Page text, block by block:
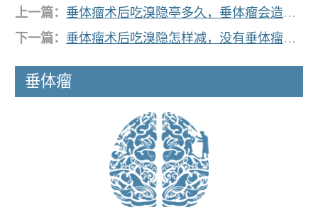
上一篇： 垂体瘤术后吃溴隐亭多久，垂体瘤会造成性激素低吗？
下一篇： 垂体瘤术后吃溴隐怎样减，没有垂体瘤泌乳素900？
垂体瘤